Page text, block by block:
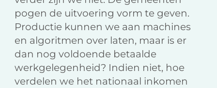
pogen de uitvoering vorm te geven.
Productie kunnen we aan machines
en algoritmen over laten, maar is er
dan nog voldoende betaalde
werkgelegenheid? Indien niet, hoe
verdelen we het nationaal inkomen